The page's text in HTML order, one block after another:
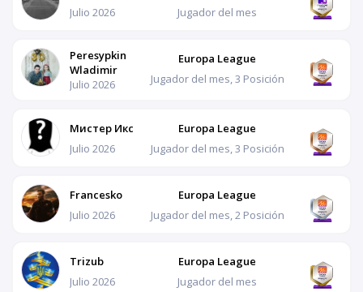
Julio 2026
Jugador del mes
Peresypkin
Wladimir
Julio 2026
Europa League
Jugador del mes, 3 Posición
Мистер Икс
Julio 2026
Europa League
Jugador del mes, 3 Posición
Francesko
Julio 2026
Europa League
Jugador del mes, 2 Posición
Trizub
Julio 2026
Europa League
Jugador del mes